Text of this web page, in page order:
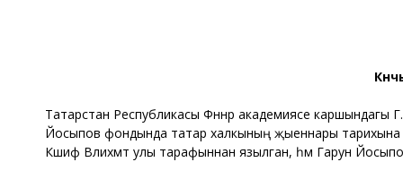
Татарстан Республикасы Фәннәр академиясе каршындагы
Йосыпов фондында татар халкының җыеннары тарихына
Кәшиф Вәлиәхмәт улы тарафыннан язылган, һәм Гарун